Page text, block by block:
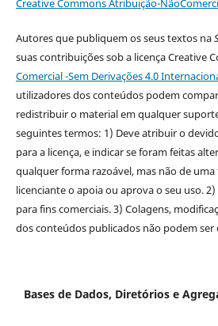
Creative Commons Atribuição-
Autores que publiquem os seus textos na
suas contribuições sob a licença Creative
Comercial -Sem Derivações 4.0
utilizadores dos conteúdos podem
redistribuir o material em qualquer
seguintes termos: 1) Deve atribuir o
para a licença, e indicar se foram feitas
qualquer forma razoável, mas não de
licenciante o apoia ou aprova o seu uso.
para fins comerciais. 3) Colagens,
dos conteúdos publicados não podem
Bases de Dados, Diretórios e